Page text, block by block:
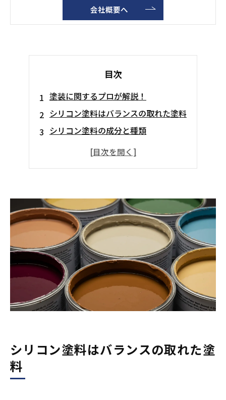
会社概要へ
目次
塗装に関するプロが解説！
シリコン塗料はバランスの取れた塗料
シリコン塗料の成分と種類
シリコン塗料の耐久性
シリコン塗料との相性
外壁塗装で失敗しないためのコツ
Q＆A
まとめ
シリコン塗料はバランスの取れた塗
料